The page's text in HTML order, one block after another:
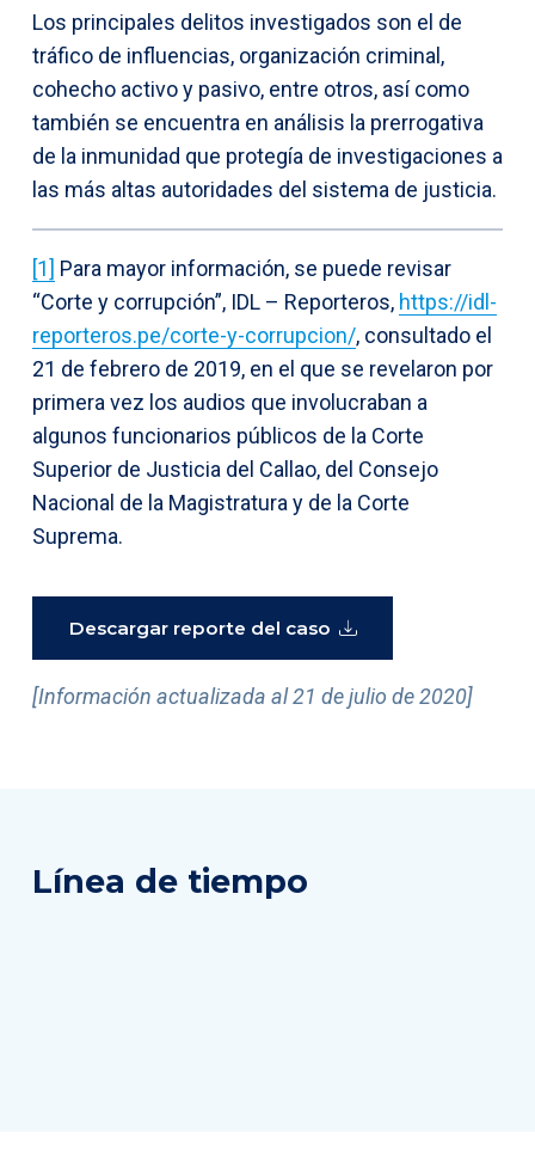
Los principales delitos investigados son el de
tráfico de influencias, organización criminal,
cohecho activo y pasivo, entre otros, así como
también se encuentra en análisis la prerrogativa
de la inmunidad que protegía de investigaciones a
las más altas autoridades del sistema de justicia.
[1] Para mayor información, se puede revisar
“Corte y corrupción”, IDL – Reporteros, https://idl-
reporteros.pe/corte-y-corrupcion/, consultado el
21 de febrero de 2019, en el que se revelaron por
primera vez los audios que involucraban a
algunos funcionarios públicos de la Corte
Superior de Justicia del Callao, del Consejo
Nacional de la Magistratura y de la Corte
Suprema.
Descargar reporte del caso
[Información actualizada al 21 de julio de 2020]
Línea de tiempo